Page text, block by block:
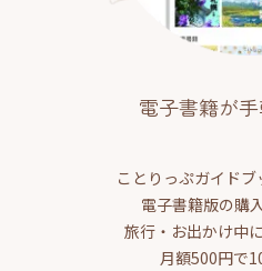
電子書籍が
ことりっぷガイド
電子書籍版の購
旅行・お出かけ中
月額500円で